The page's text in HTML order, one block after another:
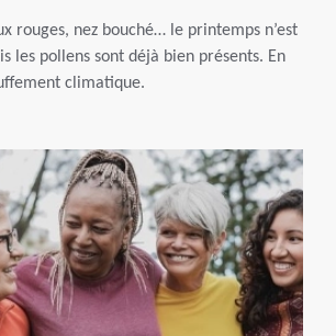
rouges, nez bouché… le printemps n’est
les pollens sont déjà bien présents. En
climatique.